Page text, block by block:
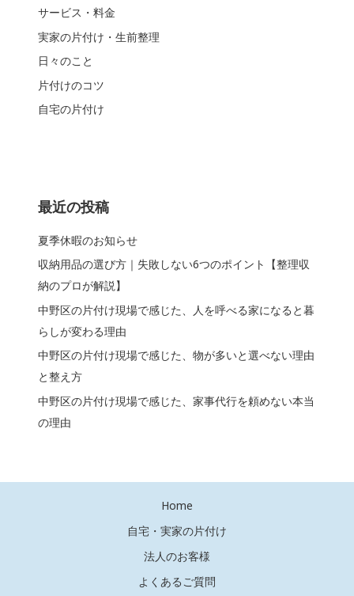
サービス・料金
実家の片付け・生前整理
日々のこと
片付けのコツ
自宅の片付け
最近の投稿
夏季休暇のお知らせ
収納用品の選び方｜失敗しない6つのポイント【整理収
納のプロが解説】
中野区の片付け現場で感じた、人を呼べる家になると暮
らしが変わる理由
中野区の片付け現場で感じた、物が多いと選べない理由
と整え方
中野区の片付け現場で感じた、家事代行を頼めない本当
の理由
Home
自宅・実家の片付け
法人のお客様
よくあるご質問